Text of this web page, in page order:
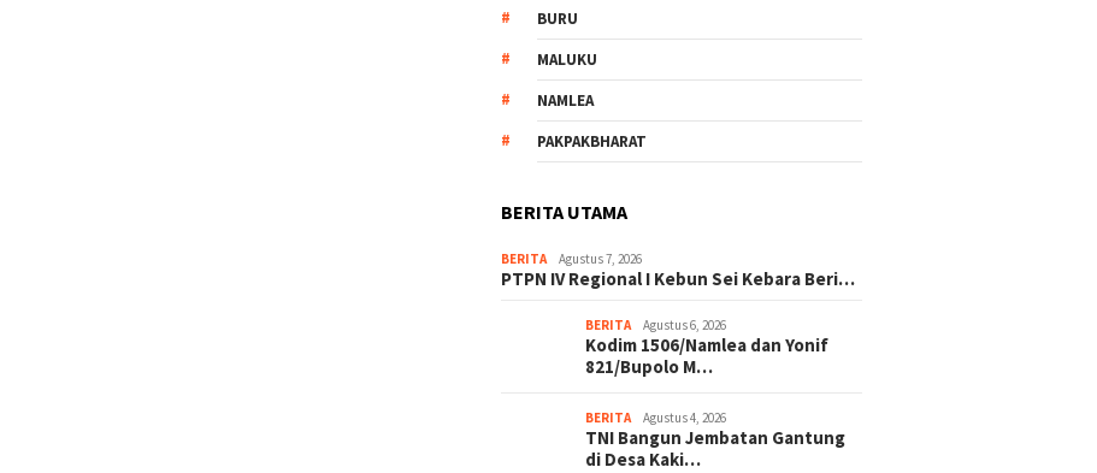
BURU
MALUKU
NAMLEA
PAKPAKBHARAT
BERITA UTAMA
BERITA Agustus 7, 2026
PTPN IV Regional I Kebun Sei Kebara Beri…
BERITA Agustus 6, 2026
Kodim 1506/Namlea dan Yonif
821/Bupolo M…
BERITA Agustus 4, 2026
TNI Bangun Jembatan Gantung
di Desa Kaki…